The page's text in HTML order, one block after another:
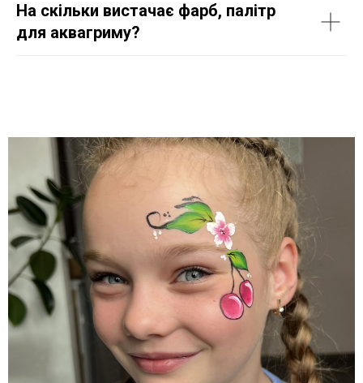
На скільки вистачає фарб, палітр
для аквагриму?